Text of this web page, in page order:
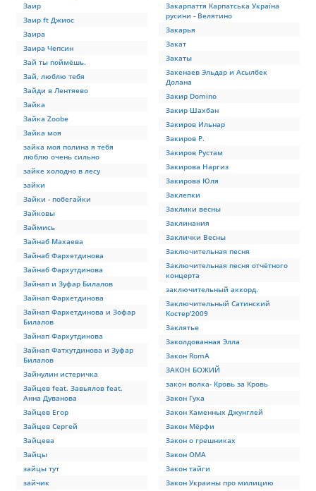
Заир
Заир ft Джиос
Заира
Заира Чепсин
Зай ты поймёшь.
Зай, люблю тебя
Зайди в Лентяево
Зайка
Зайка Zoobe
Зайка моя
зайка моя полина я тебя
люблю очень сильно
зайке холодно в лесу
зайки
Зайки - побегайки
Зайковы
Займись
Зайнаб Махаева
Зайнаб Фархетдинова
Зайнаб Фархутдинова
Зайнап и Зуфар Билалов
Зайнап Фархетдинова
Зайнап Фархетдинова и Зофар
Билалов
Зайнап Фархутдинова
Зайнап Фатхутдинова и Зуфар
Билалов
Зайнулин истеричка
Зайцев feat. Завьялов feat.
Анна Дуванова
Зайцев Егор
Зайцев Сергей
Зайцева
Зайцы
зайцы тут
зайчик
Закарпаття Карпатська Україна
русини - Велятино
Закарья
Закат
Закаты
Закенаев Эльдар и Асылбек
Долана
Закир Domino
Закир Шахбан
Закиров Ильнар
Закиров Р.
Закиров Рустам
Закирова Наргиз
Закирова Юля
Заклепки
Заклики весны
Заклинания
Заклички Весны
Заключительная песня
Заключительная песня отчётного
концерта
заключительный аккорд.
Заключительный Сатинский
Костер'2009
Заклятье
Заколдованная Элла
Закон RomA
ЗАКОН БОЖИЙ
закон волка- Кровь за Кровь
Закон Гука
Закон Каменных Джунглей
Закон Мёрфи
Закон о грешниках
Закон ОМА
Закон тайги
Закон Украины про милицию